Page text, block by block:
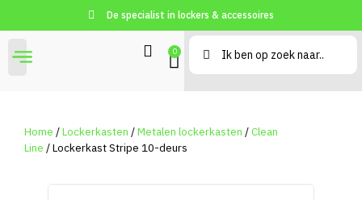
De specialist in lockers & accessoires
0
Home /Lockerkasten /Metalen lockerkasten /Clean
Line / Lockerkast Stripe 10-deurs